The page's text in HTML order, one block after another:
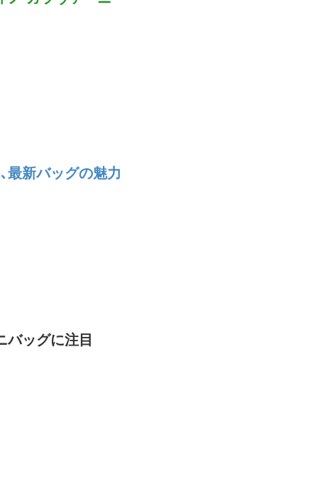
最新バッグの魅力
バッグに注目